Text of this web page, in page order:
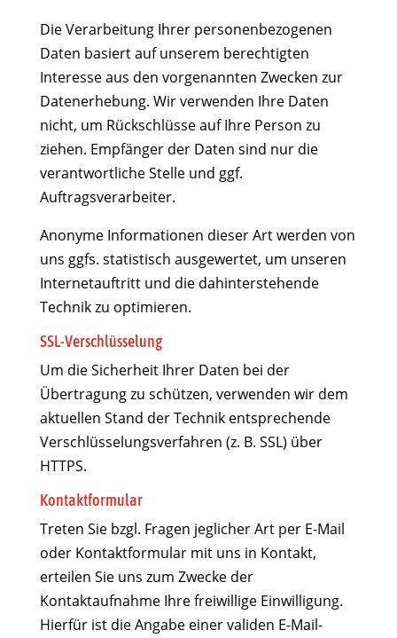
Die Verarbeitung Ihrer personenbezogenen
Daten basiert auf unserem berechtigten
Interesse aus den vorgenannten Zwecken zur
Datenerhebung. Wir verwenden Ihre Daten
nicht, um Rückschlüsse auf Ihre Person zu
ziehen. Empfänger der Daten sind nur die
verantwortliche Stelle und ggf.
Auftragsverarbeiter.
Anonyme Informationen dieser Art werden von
uns ggfs. statistisch ausgewertet, um unseren
Internetauftritt und die dahinterstehende
Technik zu optimieren.
SSL-Verschlüsselung
Um die Sicherheit Ihrer Daten bei der
Übertragung zu schützen, verwenden wir dem
aktuellen Stand der Technik entsprechende
Verschlüsselungsverfahren (z. B. SSL) über
HTTPS.
Kontaktformular
Treten Sie bzgl. Fragen jeglicher Art per E-Mail
oder Kontaktformular mit uns in Kontakt,
erteilen Sie uns zum Zwecke der
Kontaktaufnahme Ihre freiwillige Einwilligung.
Hierfür ist die Angabe einer validen E-Mail-